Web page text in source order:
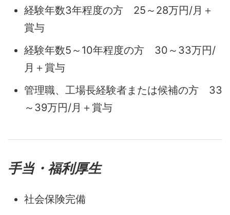
経験年数3年程度の方 25～28万円/月＋
賞与
経験年数5～10年程度の方 30～33万円/
月＋賞与
管理職、工場長経験者または候補の方 33
～39万円/月＋賞与
手当・福利厚生
社会保険完備